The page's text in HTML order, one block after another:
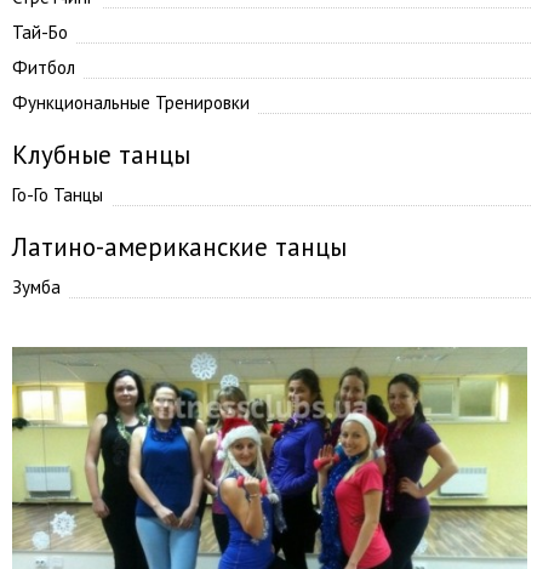
Тай-Бо
Фитбол
Функциональные Тренировки
Клубные танцы
Го-Го Танцы
Латино-американские танцы
Зумба